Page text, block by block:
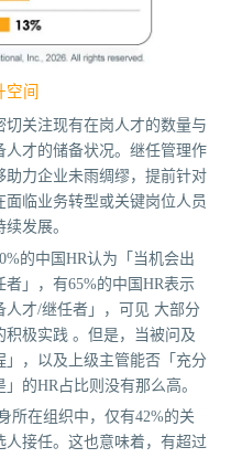
间
关注现有在岗人才的数量与
才的储备状况。继任管理作
力企业未雨绸缪，提前针对
临业务转型或关键岗位人员
发展。
的中国HR认为「当机会出
」，有65%的中国HR表示
人才/继任者」，可见 大部分
极实践 。但是，当被问及
，以及上级主管能否「充分
的HR占比则没有那么高。
所在组织中，仅有42%的关
接任。这也意味着，有超过